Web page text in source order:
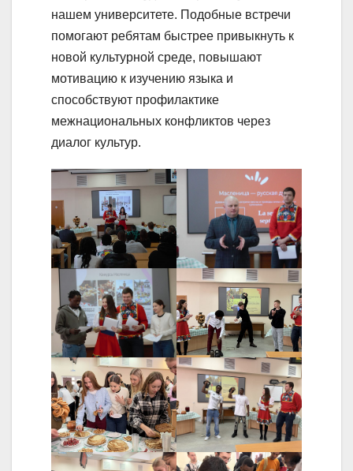
нашем университете. Подобные встречи
помогают ребятам быстрее привыкнуть к
новой культурной среде, повышают
мотивацию к изучению языка и
способствуют профилактике
межнациональных конфликтов через
диалог культур.